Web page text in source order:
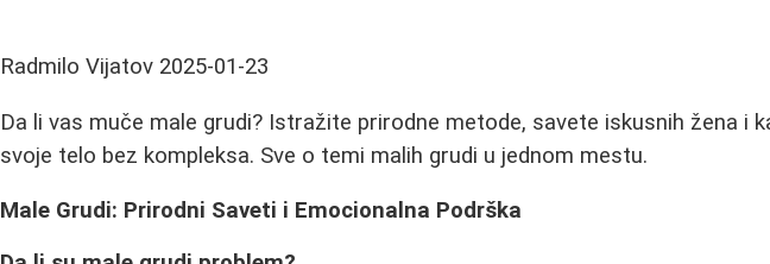
Radmilo Vijatov 2025-01-23
Da li vas muče male grudi? Istražite prirodne metode, savete iskusnih žena i
svoje telo bez kompleksa. Sve o temi malih grudi u jednom mestu.
Male Grudi: Prirodni Saveti i Emocionalna Podrška